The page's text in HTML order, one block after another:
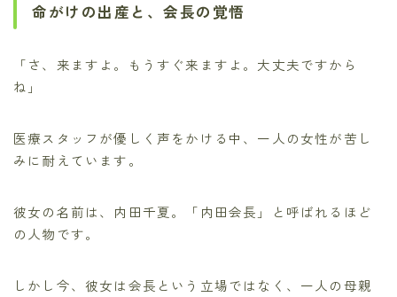
命がけの出産と、会長の覚悟
「さ、来ますよ。もうすぐ来ますよ。大丈夫ですから
ね」
医療スタッフが優しく声をかける中、一人の女性が苦し
みに耐えています。
彼女の名前は、内田千夏。「内田会長」と呼ばれるほど
の人物です。
しかし今、彼女は会長という立場ではなく、一人の母親